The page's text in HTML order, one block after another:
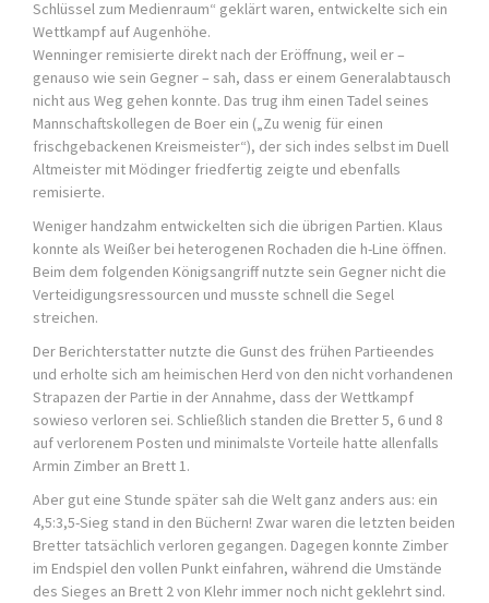
Schlüssel zum Medienraum“ geklärt waren, entwickelte sich ein
Wettkampf auf Augenhöhe.
Wenninger remisierte direkt nach der Eröffnung, weil er –
genauso wie sein Gegner – sah, dass er einem Generalabtausch
nicht aus Weg gehen konnte. Das trug ihm einen Tadel seines
Mannschaftskollegen de Boer ein („Zu wenig für einen
frischgebackenen Kreismeister“), der sich indes selbst im Duell
Altmeister mit Mödinger friedfertig zeigte und ebenfalls
remisierte.
Weniger handzahm entwickelten sich die übrigen Partien. Klaus
konnte als Weißer bei heterogenen Rochaden die h-Line öffnen.
Beim dem folgenden Königsangriff nutzte sein Gegner nicht die
Verteidigungsressourcen und musste schnell die Segel
streichen.
Der Berichterstatter nutzte die Gunst des frühen Partieendes
und erholte sich am heimischen Herd von den nicht vorhandenen
Strapazen der Partie in der Annahme, dass der Wettkampf
sowieso verloren sei. Schließlich standen die Bretter 5, 6 und 8
auf verlorenem Posten und minimalste Vorteile hatte allenfalls
Armin Zimber an Brett 1.
Aber gut eine Stunde später sah die Welt ganz anders aus: ein
4,5:3,5-Sieg stand in den Büchern! Zwar waren die letzten beiden
Bretter tatsächlich verloren gegangen. Dagegen konnte Zimber
im Endspiel den vollen Punkt einfahren, während die Umstände
des Sieges an Brett 2 von Klehr immer noch nicht geklehrt sind.